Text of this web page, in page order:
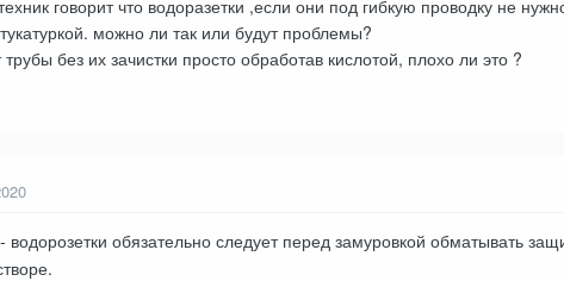
говорит что водоразетки ,если они под гибкую проводку не
можно ли так или будут проблемы?
без их зачистки просто обработав кислотой, плохо ли это ?
- водорозетки обязательно следует перед замуровкой обматывать